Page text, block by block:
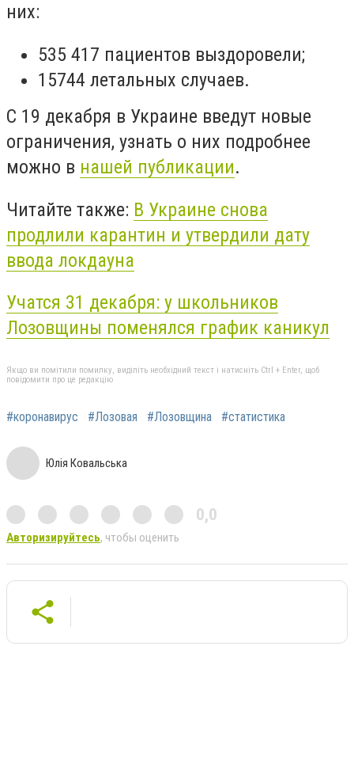
них:
535 417 пациентов выздоровели;
15744 летальных случаев.
С 19 декабря в Украине введут новые
ограничения, узнать о них подробнее
можно в нашей публикации.
Читайте также: В Украине снова
продлили карантин и утвердили дату
ввода локдауна
Учатся 31 декабря: у школьников
Лозовщины поменялся график каникул
Якщо ви помітили помилку, виділіть необхідний текст і натисніть Ctrl + Enter, щоб
повідомити про це редакцію
#коронавирус #Лозовая #Лозовщина #статистика
Юлія Ковальська
0,0
Авторизируйтесь, чтобы оценить